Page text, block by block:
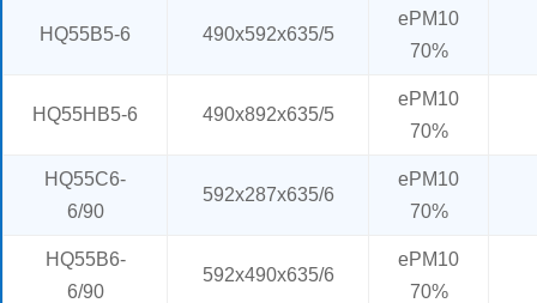
HQ55B5-6 490x592x635/5
ePM10
70%
HQ55HB5-6 490x892x635/5
ePM10
70%
HQ55C6-
6/90
592x287x635/6
ePM10
70%
HQ55B6-
6/90
592x490x635/6
ePM10
70%